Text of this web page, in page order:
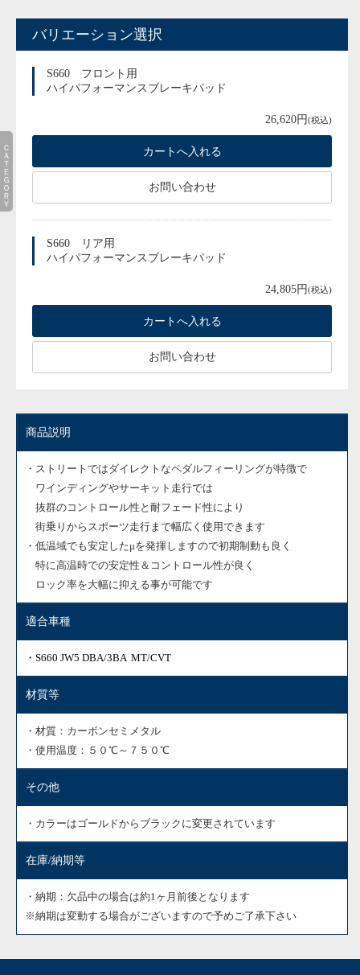
バリエーション選択
S660 フロント用
ハイパフォーマンスブレーキパッド
26,620円(税込)
お問い合わせ
S660 リア用
ハイパフォーマンスブレーキパッド
24,805円(税込)
お問い合わせ
商品説明
・ストリートではダイレクトなペダルフィーリングが特徴で
ワインディングやサーキット走行では
抜群のコントロール性と耐フェード性により
街乗りからスポーツ走行まで幅広く使用できます
・低温域でも安定したμを発揮しますので初期制動も良く
特に高温時での安定性＆コントロール性が良く
ロック率を大幅に抑える事が可能です
適合車種
・S660 JW5 DBA/3BA MT/CVT
材質等
・材質：カーボンセミメタル
・使用温度：５０℃～７５０℃
その他
・カラーはゴールドからブラックに変更されています
在庫/納期等
・納期：欠品中の場合は約1ヶ月前後となります
※納期は変動する場合がございますので予めご了承下さい
ＣＡＴＥＧＯＲＹ